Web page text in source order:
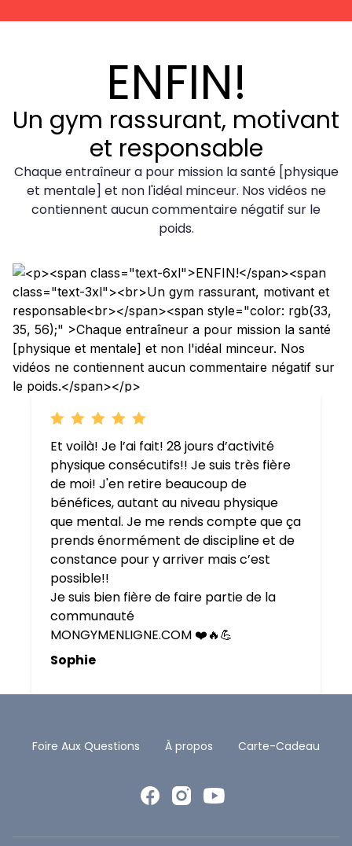
ENFIN!
Un gym rassurant, motivant
et responsable
Chaque entraîneur a pour mission la santé [physique
et mentale] et non l'idéal minceur. Nos vidéos ne
contiennent aucun commentaire négatif sur le
poids.
Et voilà! Je l’ai fait! 28 jours d’activité
physique consécutifs!! Je suis très fière
de moi! J'en retire beaucoup de
bénéfices, autant au niveau physique
que mental. Je me rends compte que ça
prends énormément de discipline et de
constance pour y arriver mais c’est
possible!!
Je suis bien fière de faire partie de la
communauté
MONGYMENLIGNE.COM ❤️🔥💪
Sophie
Foire Aux Questions À propos Carte-Cadeau